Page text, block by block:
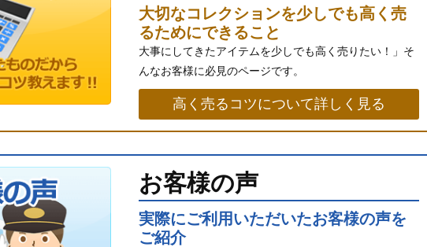
大切なコレクションを少しでも高く売
るためにできること
大事にしてきたアイテムを少しでも高く売りたい！」そ
んなお客様に必見のページです。
高く売るコツについて詳しく見る
お客様の声
実際にご利用いただいたお客様の声を
ご紹介